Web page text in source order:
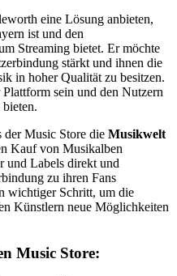
eine Lösung anbieten,
ist und den
Streaming bietet. Er möchte
stärkt und ihnen die
in hoher Qualität zu besitzen.
sein und den Nutzern
der Music Store die Musikwelt
Kauf von Musikalben
und Labels direkt und
zu ihren Fans
wichtiger Schritt, um die
Künstlern neue Möglichkeiten
Music Store: